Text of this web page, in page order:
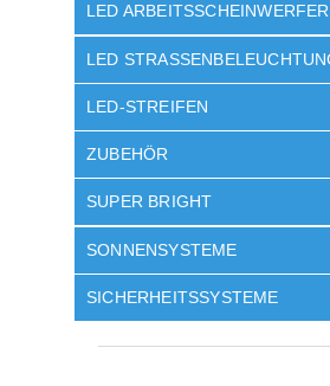
LED ARBEITSSCHEINWERFER
LED STRASSENBELEUCHTUNG
LED-STREIFEN
ZUBEHÖR
SUPER BRIGHT
SONNENSYSTEME
SICHERHEITSSYSTEME